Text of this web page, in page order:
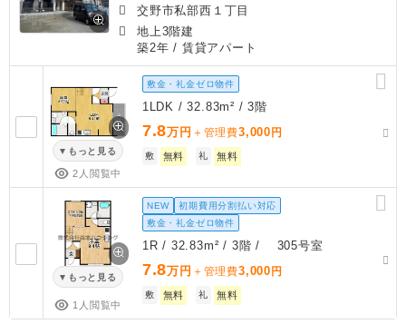
交野市私部西１丁目
地上3階建
築2年 / 賃貸アパート
もっと見る
2人閲覧中
敷金・礼金ゼロ物件
1LDK / 32.83m² / 3階
7.8万円 ＋管理費3,000 円
敷 無料 礼 無料
もっと見る
1人閲覧中
NEW
初期費用分割払い対応
敷金・礼金ゼロ物件
1R / 32.83m² / 3階 / 305号室
7.8万円 ＋管理費3,000 円
敷 無料 礼 無料